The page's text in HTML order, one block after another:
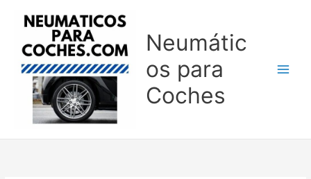
Neumátic
os para
Coches